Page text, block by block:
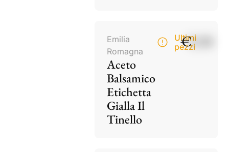
Emilia
Romagna
Aceto
Balsamico
Etichetta
Gialla Il
Tinello
Ultimi
pezzi
€9,50